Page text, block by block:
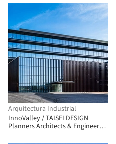
Arquitectura Industrial
InnoValley / TAISEI DESIGN
Planners Architects & Engineers +